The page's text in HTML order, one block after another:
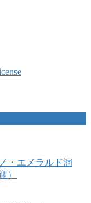
・エメラルド洞
）